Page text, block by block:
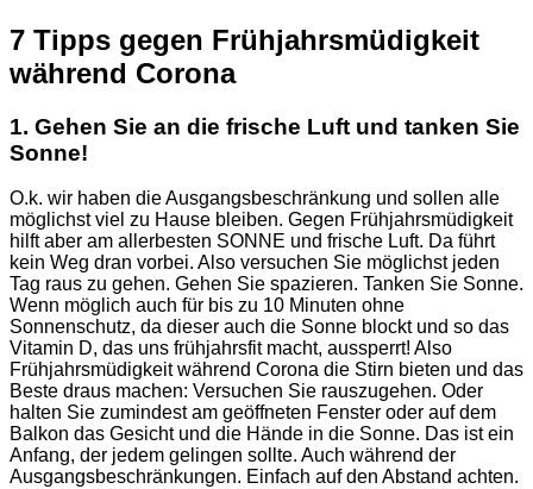
7 Tipps gegen Frühjahrsmüdigkeit
während Corona
1. Gehen Sie an die frische Luft und tanken Sie
Sonne!
O.k. wir haben die Ausgangsbeschränkung und sollen alle
möglichst viel zu Hause bleiben. Gegen Frühjahrsmüdigkeit
hilft aber am allerbesten SONNE und frische Luft. Da führt
kein Weg dran vorbei. Also versuchen Sie möglichst jeden
Tag raus zu gehen. Gehen Sie spazieren. Tanken Sie Sonne.
Wenn möglich auch für bis zu 10 Minuten ohne
Sonnenschutz, da dieser auch die Sonne blockt und so das
Vitamin D, das uns frühjahrsfit macht, aussperrt! Also
Frühjahrsmüdigkeit während Corona die Stirn bieten und das
Beste draus machen: Versuchen Sie rauszugehen. Oder
halten Sie zumindest am geöffneten Fenster oder auf dem
Balkon das Gesicht und die Hände in die Sonne. Das ist ein
Anfang, der jedem gelingen sollte. Auch während der
Ausgangsbeschränkungen. Einfach auf den Abstand achten.